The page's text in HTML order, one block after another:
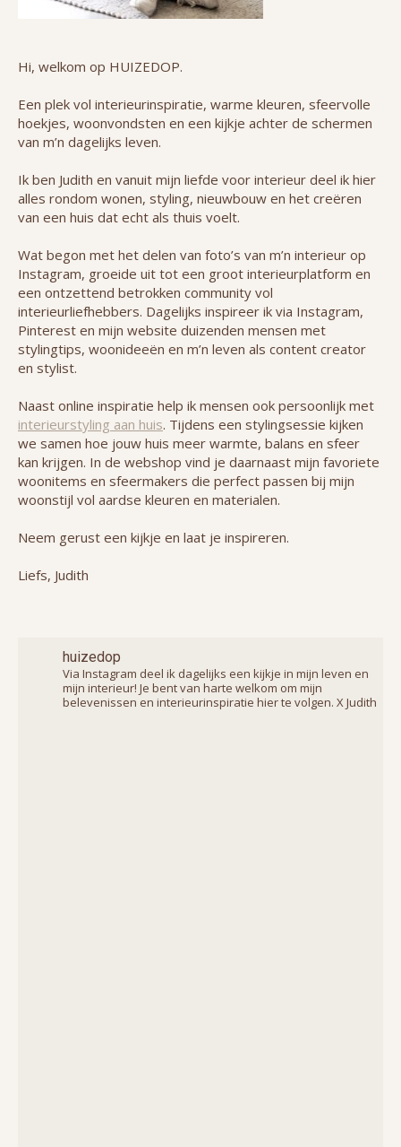
Hi, welkom op HUIZEDOP.
Een plek vol interieurinspiratie, warme kleuren, sfeervolle
hoekjes, woonvondsten en een kijkje achter de schermen
van m’n dagelijks leven.
Ik ben Judith en vanuit mijn liefde voor interieur deel ik hier
alles rondom wonen, styling, nieuwbouw en het creëren
van een huis dat echt als thuis voelt.
Wat begon met het delen van foto’s van m’n interieur op
Instagram, groeide uit tot een groot interieurplatform en
een ontzettend betrokken community vol
interieurliefhebbers. Dagelijks inspireer ik via Instagram,
Pinterest en mijn website duizenden mensen met
stylingtips, woonideeën en m’n leven als content creator
en stylist.
Naast online inspiratie help ik mensen ook persoonlijk met
interieurstyling aan huis. Tijdens een stylingsessie kijken
we samen hoe jouw huis meer warmte, balans en sfeer
kan krijgen. In de webshop vind je daarnaast mijn favoriete
woonitems en sfeermakers die perfect passen bij mijn
woonstijl vol aardse kleuren en materialen.
Neem gerust een kijkje en laat je inspireren.
Liefs, Judith
huizedop
Via Instagram deel ik dagelijks een kijkje in mijn leven en
mijn interieur! Je bent van harte welkom om mijn
belevenissen en interieurinspiratie hier te volgen. X Judith